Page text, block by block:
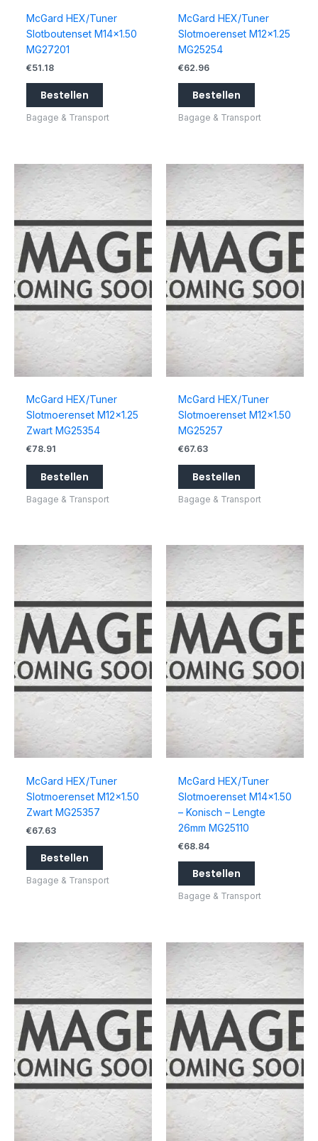
McGard HEX/Tuner
Slotboutenset M14x1.50
MG27201
€51.18
Bestellen
Bagage & Transport
McGard HEX/Tuner
Slotmoerenset M12x1.25
MG25254
€62.96
Bestellen
Bagage & Transport
McGard HEX/Tuner
Slotmoerenset M12x1.25
Zwart MG25354
€78.91
Bestellen
Bagage & Transport
McGard HEX/Tuner
Slotmoerenset M12x1.50
MG25257
€67.63
Bestellen
Bagage & Transport
McGard HEX/Tuner
Slotmoerenset M12x1.50
Zwart MG25357
€67.63
Bestellen
Bagage & Transport
McGard HEX/Tuner
Slotmoerenset M14x1.50
– Konisch – Lengte
26mm MG25110
€68.84
Bestellen
Bagage & Transport